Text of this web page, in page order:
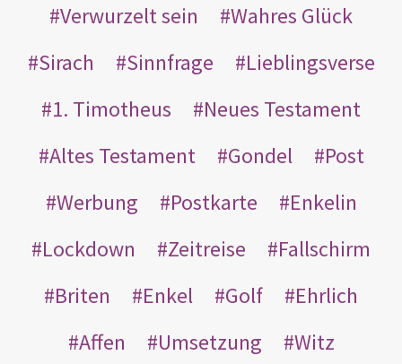
Verwurzelt sein
Wahres Glück
Sirach
Sinnfrage
Lieblingsverse
1. Timotheus
Neues Testament
Altes Testament
Gondel
Post
Werbung
Postkarte
Enkelin
Lockdown
Zeitreise
Fallschirm
Briten
Enkel Golf
Ehrlich
Affen
Umsetzung
Witz